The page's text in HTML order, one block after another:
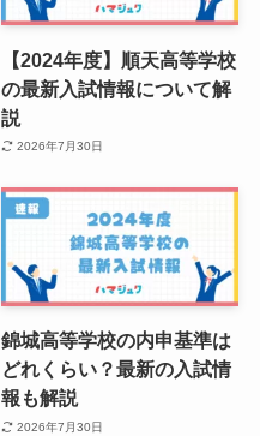
【2024年度】順天高等学校
の最新入試情報について解
説
2026年7月30日
錦城高等学校の内申基準は
どれくらい？最新の入試情
報も解説
2026年7月30日